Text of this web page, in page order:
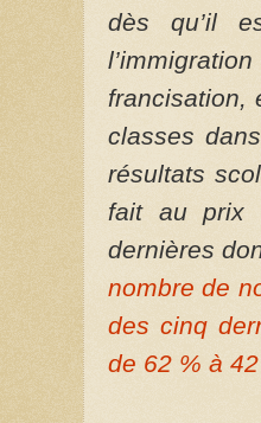
dès qu’il
francisation,
classes
résultats
fait au prix
dernières
nombre de
des cinq
de 62 % à